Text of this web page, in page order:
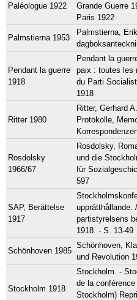
Paléologue 1922
Grande Guerre
Paris 1922
Palmstierna 1953
Palmstierna,
Pendant la guerre
1918
Pendant la
paix : toutes les
du Parti
1918
Ritter 1980
Ritter, Gerhard
Protokolle,
Rosdolsky
1966/67
Rosdolsky,
und die
für
597
SAP, Berättelse
1917
upprätthållande.
partistyrelsens
1918. - S. 13-49
Schönhoven 1985
Schönhoven,
und Revolution
Stockholm 1918
Stockholm. -
de la
Stockholm)